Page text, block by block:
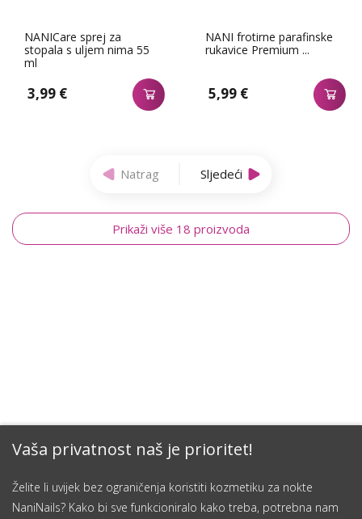
Vaša privatnost naš je prioritet!
Želite li uvijek bez ograničenja koristiti kozmetiku za nokte
NaniNails? Kako bi sve funkcioniralo kako treba, potrebna nam
NANICare sprej za
stopala s uljem nima 55
ml
3,99 €
NANI frotirne parafinske
rukavice Premium ...
5,99 €
Natrag Sljedeći
Prikaži više 18 proizvoda